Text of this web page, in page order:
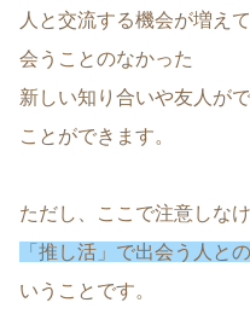
人と交流する機会が増え
会うことのなかった
新しい知り合いや友人が
ことができます。
ただし、ここで注意しな
「推し活」で出会う人と
いうことです。